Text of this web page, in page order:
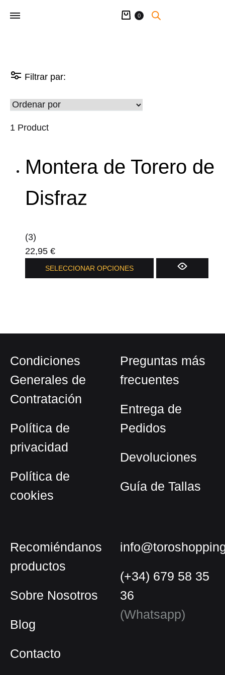
Carrito
0
Filtrar par:
1 Product
Montera de Torero de
Disfraz
(3)
22,95 €
SELECCIONAR OPCIONES
producto
Las
se
pueden
en
página
producto
Condiciones
Generales de
Contratación
Política de
privacidad
Política de
cookies
Preguntas más
frecuentes
Entrega de
Pedidos
Devoluciones
Guía de Tallas
Recomiéndanos
productos
Sobre Nosotros
Blog
Contacto
(+34) 679 58 35
36
(Whatsapp)
Español